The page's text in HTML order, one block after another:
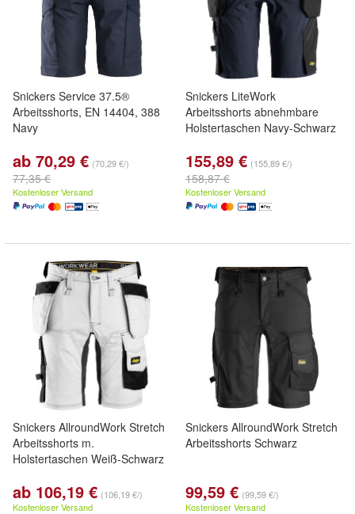
Snickers Service 37.5®
Arbeitsshorts, EN 14404, 388
Navy
ab 70,29 € (70,29 €/)
77,35 €
Kostenloser Versand
Snickers LiteWork
Arbeitsshorts abnehmbare
Holstertaschen Navy-Schwarz
155,89 € (155,89 €/)
158,87 €
Kostenloser Versand
Snickers AllroundWork Stretch
Arbeitsshorts m.
Holstertaschen Weiß-Schwarz
ab 106,19 € (106,19 €/)
Kostenloser Versand
Snickers AllroundWork Stretch
Arbeitsshorts Schwarz
99,59 € (99,59 €/)
Kostenloser Versand